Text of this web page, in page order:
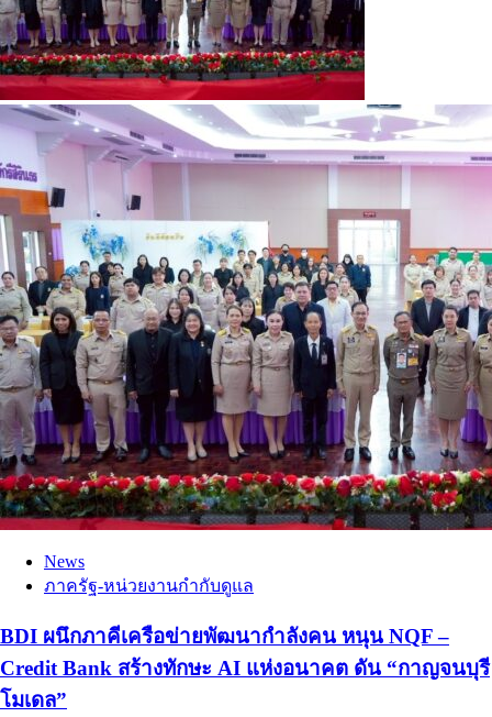
News
ภาครัฐ-หน่วยงานกำกับดูแล
BDI ผนึกภาคีเครือข่ายพัฒนากำลังคน หนุน NQF –
Credit Bank สร้างทักษะ AI แห่งอนาคต ดัน “กาญจนบุรี
โมเดล”